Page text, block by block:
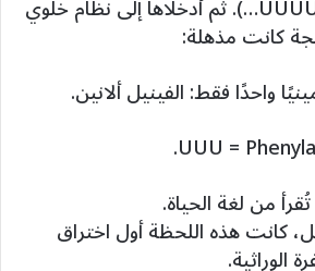
من اليوراسيل (UUUUUU…). ثم أدخلاها إلى نظام خلوي
كانت مذهلة:
واحدًا فقط: الفينيل ألانين.
من لغة الحياة.
هذه اللحظة أول اختراق